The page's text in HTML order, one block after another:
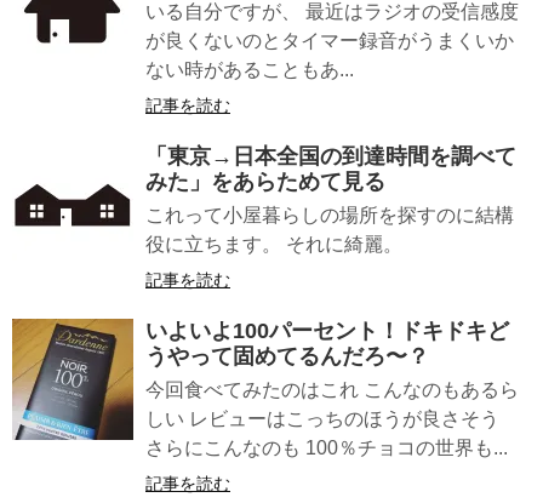
いる自分ですが、 最近はラジオの受信感度
が良くないのとタイマー録音がうまくいか
ない時があることもあ...
記事を読む
「東京→日本全国の到達時間を調べて
みた」をあらためて見る
これって小屋暮らしの場所を探すのに結構
役に立ちます。 それに綺麗。
記事を読む
いよいよ100パーセント！ドキドキど
うやって固めてるんだろ〜？
今回食べてみたのはこれ こんなのもあるら
しい レビューはこっちのほうが良さそう
さらにこんなのも 100％チョコの世界も...
記事を読む